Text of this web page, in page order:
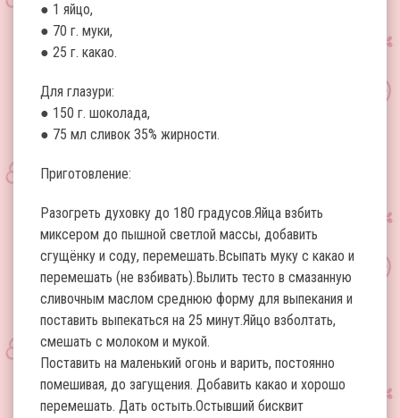
● 1 яйцо,
● 70 г. муки,
● 25 г. какао.
Для глазури:
● 150 г. шоколада,
● 75 мл сливок 35% жирности.
Приготовление:
Разогреть духовку до 180 градусов.Яйца взбить
миксером до пышной светлой массы, добавить
сгущёнку и соду, перемешать.Всыпать муку с какао и
перемешать (не взбивать).Вылить тесто в смазанную
сливочным маслом среднюю форму для выпекания и
поставить выпекаться на 25 минут.Яйцо взболтать,
смешать с молоком и мукой.
Поставить на маленький огонь и варить, постоянно
помешивая, до загущения. Добавить какао и хорошо
перемешать. Дать остыть.Остывший бисквит